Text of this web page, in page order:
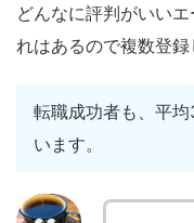
どんなに評判がいい
れはあるので複数登録
転職成功者も、平
います。